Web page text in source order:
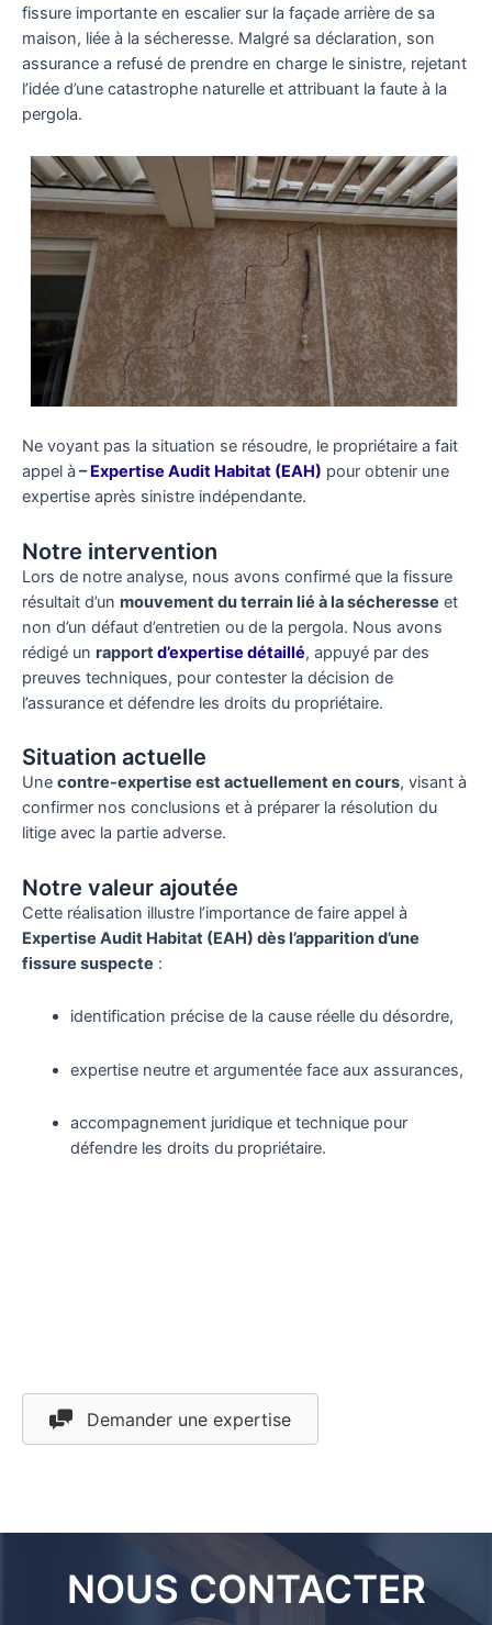
fissure importante en escalier sur la façade arrière de sa
maison, liée à la sécheresse. Malgré sa déclaration, son
assurance a refusé de prendre en charge le sinistre, rejetant
l’idée d’une catastrophe naturelle et attribuant la faute à la
pergola.
Ne voyant pas la situation se résoudre, le propriétaire a fait
appel à –Expertise Audit Habitat (EAH) pour obtenir une
expertise après sinistre indépendante.
Notre intervention
Lors de notre analyse, nous avons confirmé que la fissure
résultait d’un mouvement du terrain lié à la sécheresse et
non d’un défaut d’entretien ou de la pergola. Nous avons
rédigé un rapportd’expertise détaillé, appuyé par des
preuves techniques, pour contester la décision de
l’assurance et défendre les droits du propriétaire.
Situation actuelle
Une contre-expertise est actuellement en cours, visant à
confirmer nos conclusions et à préparer la résolution du
litige avec la partie adverse.
Notre valeur ajoutée
Cette réalisation illustre l’importance de faire appel à
Expertise Audit Habitat (EAH) dès l’apparition d’une
fissure suspecte :
identification précise de la cause réelle du désordre,
expertise neutre et argumentée face aux assurances,
accompagnement juridique et technique pour
défendre les droits du propriétaire.
Demander une expertise
NOUS CONTACTER